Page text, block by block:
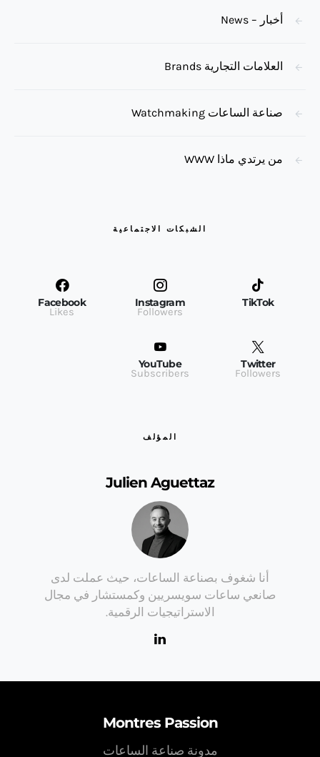
أخبار – News
العلامات التجارية Brands
صناعة الساعات Watchmaking
من يرتدي ماذا WWW
الشبكات الاجتماعية
TikTok
Instagram
Followers
Facebook
Likes
Twitter
Followers
YouTube
Subscribers
المؤلف
Julien Aguettaz
أنا شغوف بصناعة الساعات، حيث عملت لدى
صانعي ساعات سويسريين وكمستشار في مجال
الاستراتيجيات الرقمية.
Montres Passion
مدونة صناعة الساعات